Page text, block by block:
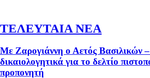
ΤΕΛΕΥΤΑΙΑ ΝΕΑ
Με Ζαρογιάννη ο Αετός Βασιλικών
δικαιολογητικά για το δελτίο
προπονητή